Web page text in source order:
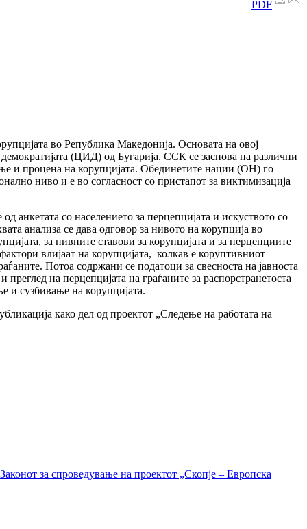
во Република Македонија. Основата на овој
(ЦИД) од Бугарија. ССК се заснова на различни
и процена на корупцијата. Обединетите нации (ОН) го
ниво и е во согласност со пристапот за виктимизација
анкетата со населението за перцепцијата и искуството со
анализа се дава одговор за нивото на корупција во
за нивните ставови за корупцијата и за перцепциите
влијаат на корупцијата, колкав е коруптивниот
Потоа содржани се податоци за свесноста на јавноста
на перцепцијата на граѓаните за распорстранетоста
и сузбивање на корупцијата.
како дел од проектот „Следење на работата на
за спроведување на проектот „Скопје – Европска